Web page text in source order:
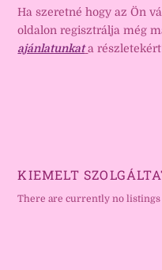
Ha szeretné hogy az Ön
oldalon regisztrálja még
ajánlatunkat a
KIEMELT
There are currently no listings